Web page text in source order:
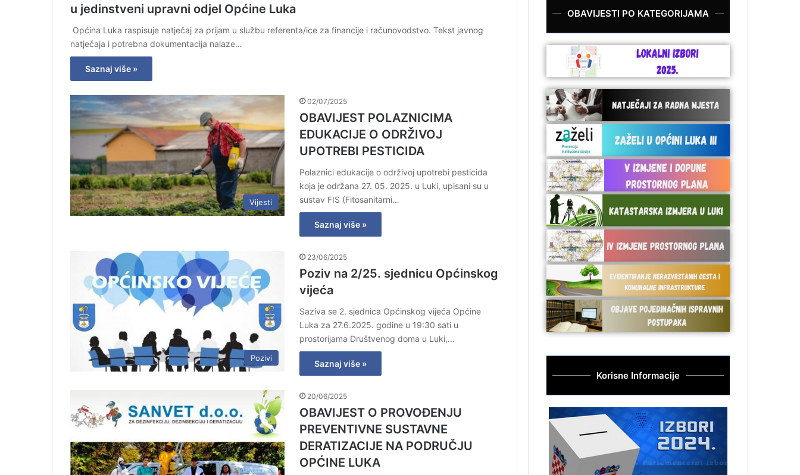
u jedinstveni upravni odjel Općine Luka
Općina Luka raspisuje natječaj za prijam u službu referenta/ice za financije i računovodstvo. Tekst javnog
natječaja i potrebna dokumentacija nalaze…
Saznaj više »
Vijesti
02/07/2025
OBAVIJEST POLAZNICIMA
EDUKACIJE O ODRŽIVOJ
UPOTREBI PESTICIDA
Polaznici edukacije o održivoj upotrebi pesticida
koja je održana 27. 05. 2025. u Luki, upisani su u
sustav FIS (Fitosanitarni…
Saznaj više »
Pozivi
23/06/2025
Poziv na 2/25. sjednicu Općinskog
vijeća
Saziva se 2. sjednica Općinskog vijeća Općine
Luka za 27.6.2025. godine u 19:30 sati u
prostorijama Društvenog doma u Luki,…
Saznaj više »
20/06/2025
OBAVIJEST O PROVOĐENJU
PREVENTIVNE SUSTAVNE
DERATIZACIJE NA PODRUČJU
OPĆINE LUKA
OBAVIJESTI PO KATEGORIJAMA
Korisne Informacije